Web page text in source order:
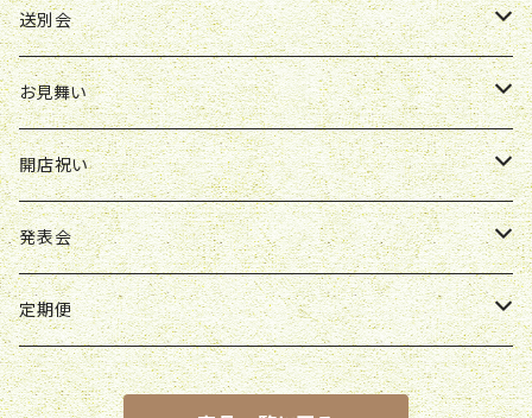
ボックスアレンジ
胡蝶蘭鉢
スタンド花
アレンジ
花束
アレンジ
ボックスアレンジ
スタンド花
送別会
花束
アレンジ
ボックスアレンジ
お見舞い
花束
アレンジ
ボックスアレンジ
開店祝い
アレンジ
スタンド花
観葉植物
発表会
アレンジ
花束
定期便
花束